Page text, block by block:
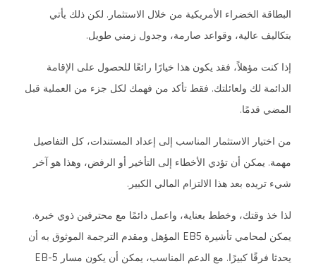
البطاقة الخضراء الأمريكية من خلال الاستثمار. لكن ذلك يأتي
بتكاليف عالية، وقواعد صارمة، وجدول زمني طويل.
إذا كنت مؤهلاً، فقد يكون هذا خيارًا رائعًا للحصول على الإقامة
الدائمة لك ولعائلتك. فقط تأكد من فهمك لكل جزء من العملية قبل
المضي قدمًا.
من اختيار الاستثمار المناسب إلى إعداد المستندات، كل التفاصيل
مهمة. يمكن أن تؤدي الأخطاء إلى التأخير أو الرفض، وهذا هو آخر
شيء تريده بعد هذا الالتزام المالي الكبير.
لذا خذ وقتك، وخطط بعناية، واعمل دائمًا مع محترفين ذوي خبرة.
يمكن لمحامي تأشيرة EB5 المؤهل ومقدم الترجمة الموثوق به أن
يحدثا فرقًا كبيرًا. مع الدعم المناسب، يمكن أن يكون مسار EB-5